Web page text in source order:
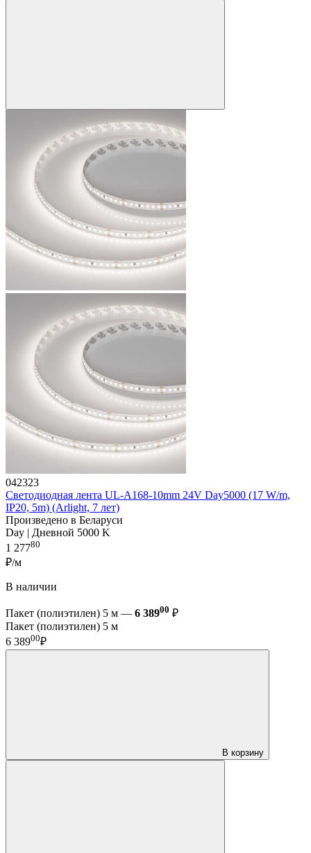
042323
Светодиодная лента UL-A168-10mm 24V Day5000 (17 W/m,
IP20, 5m) (Arlight, 7 лет)
Произведено в Беларуси
Day | Дневной 5000 K
1 27780
₽/м
В наличии
Пакет (полиэтилен) 5 м — 6 38900 ₽
Пакет (полиэтилен) 5 м
6 38900₽
В корзину